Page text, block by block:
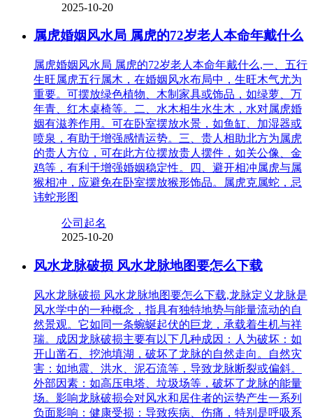
2025-10-20
属虎婚姻风水局 属虎的72岁老人本命年戴什么
属虎婚姻风水局 属虎的72岁老人本命年戴什么,一、五行
生旺属虎五行属木，在婚姻风水布局中，生旺木气尤为
重要。可摆放绿色植物、木制家具或饰品，如绿萝、万
年青、红木桌椅等。二、水木相生水生木，水对属虎婚
姻有滋养作用。可在卧室摆放水景，如鱼缸、加湿器或
喷泉，有助于增强感情运势。三、贵人相助北方为属虎
的贵人方位，可在此方位摆放贵人摆件，如关公像、金
鸡等，有利于增强婚姻稳定性。四、避开相冲属虎与属
猴相冲，应避免在卧室摆放猴形饰品。属虎克属蛇，忌
讳蛇形图
公司起名
2025-10-20
风水龙脉破损 风水龙脉地图要怎么下载
风水龙脉破损 风水龙脉地图要怎么下载,龙脉定义龙脉是
风水学中的一种概念，指具有独特地势与能量流动的自
然景观。它如同一条蜿蜒起伏的巨龙，承载着生机与祥
瑞。成因龙脉破损主要有以下几种成因：人为破坏：如
开山凿石、挖池填湖，破坏了龙脉的自然走向。自然灾
害：如地震、洪水、泥石流等，导致龙脉断裂或偏斜。
外部因素：如高压电塔、垃圾场等，破坏了龙脉的能量
场。影响龙脉破损会对风水和居住者的运势产生一系列
负面影响：健康受损：导致疾病、伤痛，特别是呼吸系